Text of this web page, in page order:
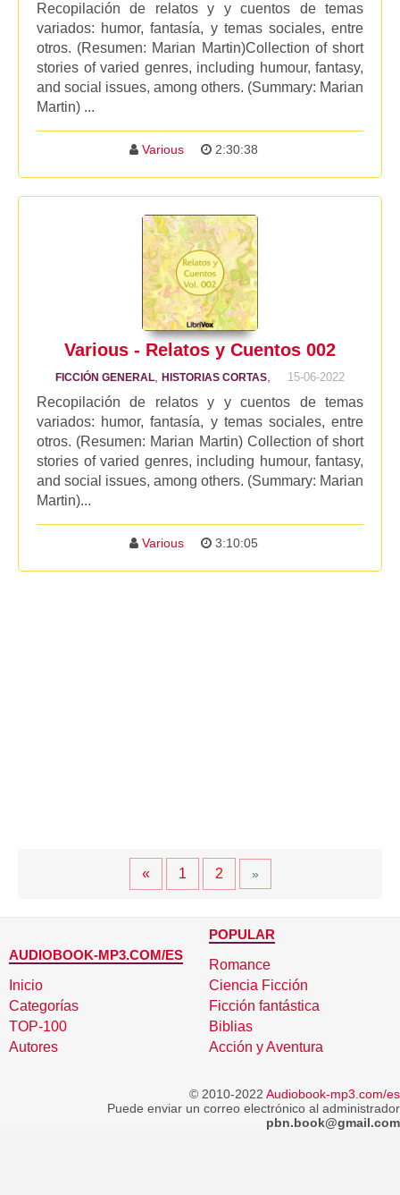
Recopilación de relatos y y cuentos de temas
variados: humor, fantasía, y temas sociales, entre
otros. (Resumen: Marian Martin)Collection of short
stories of varied genres, including humour, fantasy,
and social issues, among others. (Summary: Marian
Martin) ...
Various 2:30:38
Various - Relatos y Cuentos 002
FICCIÓN GENERAL HISTORIAS CORTAS 15-06-2022
Recopilación de relatos y y cuentos de temas
variados: humor, fantasía, y temas sociales, entre
otros. (Resumen: Marian Martin) Collection of short
stories of varied genres, including humour, fantasy,
and social issues, among others. (Summary: Marian
Martin)...
Various 3:10:05
« 1 2 »
AUDIOBOOK-MP3.COM/ES
Inicio
Categorías
TOP-100
Autores
POPULAR
Romance
Ciencia Ficción
Ficción fantástica
Biblias
Acción y Aventura
© 2010-2022 Audiobook-mp3.com/es
Puede enviar un correo electrónico al administrador
pbn.book@gmail.com